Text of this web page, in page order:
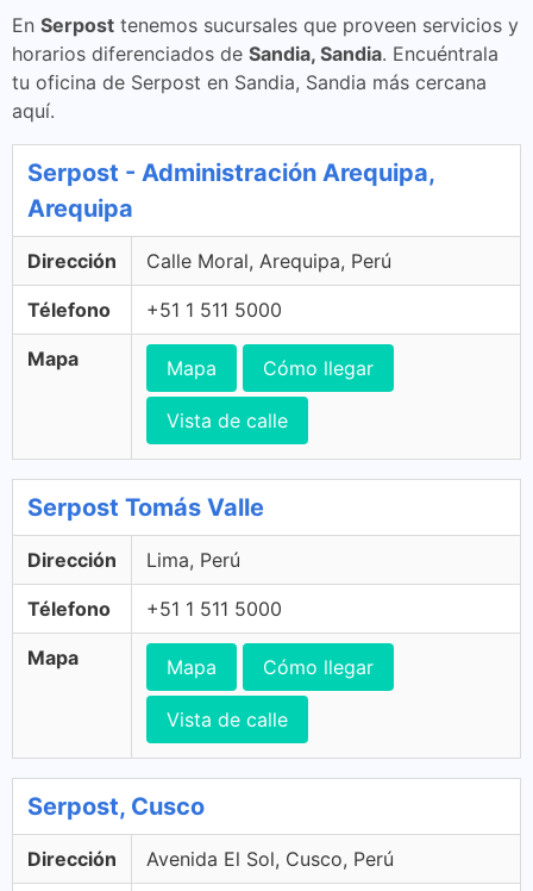
En Serpost tenemos sucursales que proveen servicios y
horarios diferenciados de Sandia, Sandia. Encuéntrala
tu oficina de Serpost en Sandia, Sandia más cercana
aquí.
Serpost - Administración Arequipa,
Arequipa
Dirección Calle Moral, Arequipa, Perú
Télefono +51 1 511 5000
Mapa Mapa Cómo llegar
Vista de calle
Serpost Tomás Valle
Dirección Lima, Perú
Télefono +51 1 511 5000
Mapa Mapa Cómo llegar
Vista de calle
Serpost, Cusco
Dirección Avenida El Sol, Cusco, Perú